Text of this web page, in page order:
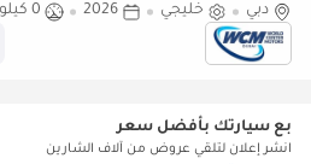
دبي
خليجي 2026
0 كيلومتر
بع سيارتك بأفضل سعر
انشر إعلان لتلقي عروض من آلاف الشارين